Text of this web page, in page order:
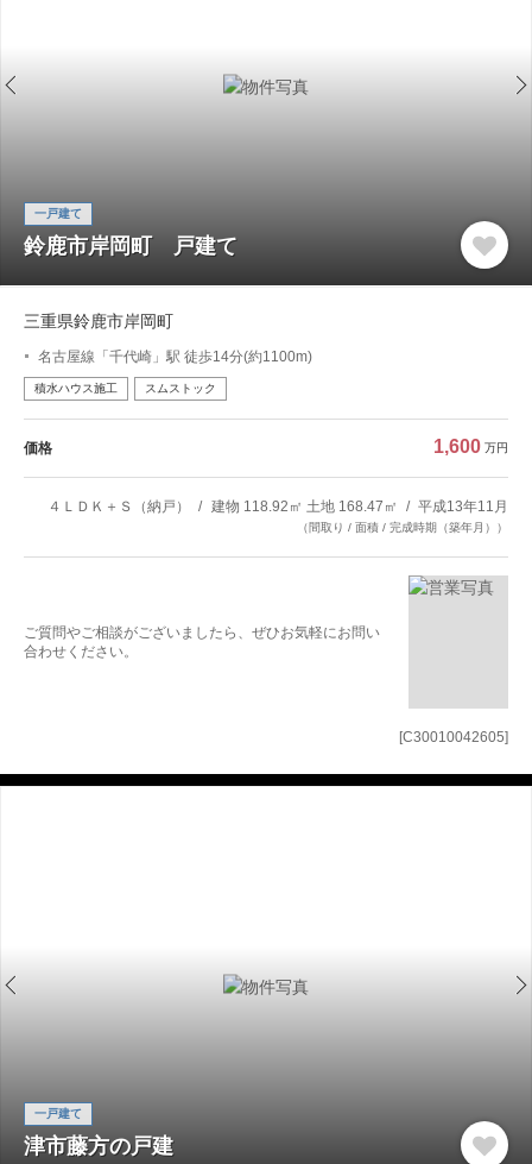
[C30010042605]
一戸建て
鈴鹿市岸岡町 戸建て
三重県鈴鹿市岸岡町
名古屋線「千代崎」駅 徒歩14分(約1100m)
積水ハウス施工 スムストック
価格 1,600 万円
４ＬＤＫ＋Ｓ（納戸） 建物 118.92㎡ 土地 168.47㎡ 平成13年11月
（間取り / 面積 / 完成時期（築年月））
ご質問やご相談がございましたら、ぜひお気軽にお問い
合わせください。
一戸建て
津市藤方の戸建